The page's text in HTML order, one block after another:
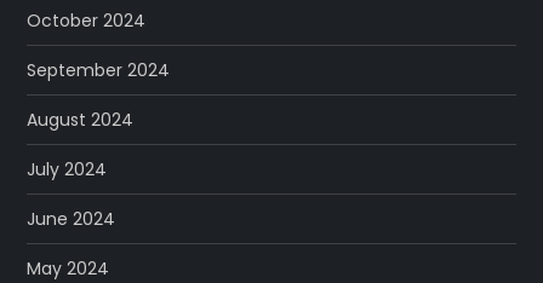
October 2024
September 2024
August 2024
July 2024
June 2024
May 2024